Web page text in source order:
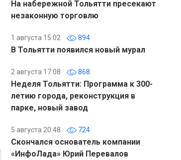
На набережной Тольятти пресекают
незаконную торговлю
1 августа 15:02 894
В Тольятти появился новый мурал
2 августа 17:08 868
Неделя Тольятти: Программа к 300-
летию города, реконструкция в
парке, новый завод
5 августа 20:48 724
Скончался основатель компании
«ИнфоЛада» Юрий Перевалов